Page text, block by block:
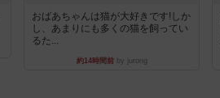
おばあちゃんは猫が大好きです!しか
し、あまりにも多くの猫を飼ってい
るた...
約14時間前by jurong